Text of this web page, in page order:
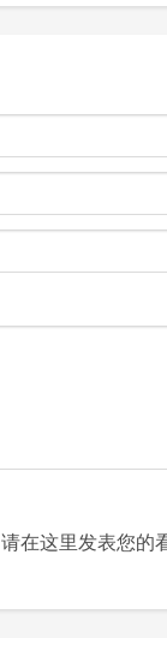
在这里发表您的